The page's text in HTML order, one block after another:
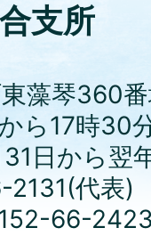
支所
藻琴360
ら17時30
31日から
代表)
66-